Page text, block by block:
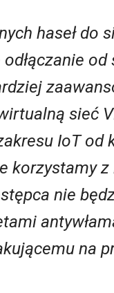
haseł do
sieć
IoT
korzystamy
nie
na